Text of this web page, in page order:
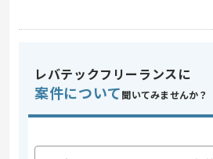
・UiPath
・要件定義
レバテックフリーランスに
案件について 聞いてみませんか？